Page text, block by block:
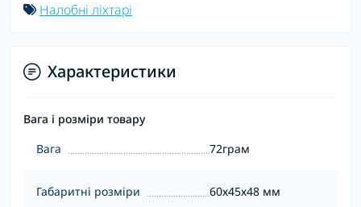
Налобні ліхтарі
Характеристики
Вага і розміри товару
Вага
72грам
Габаритні розміри
60х45х48 мм